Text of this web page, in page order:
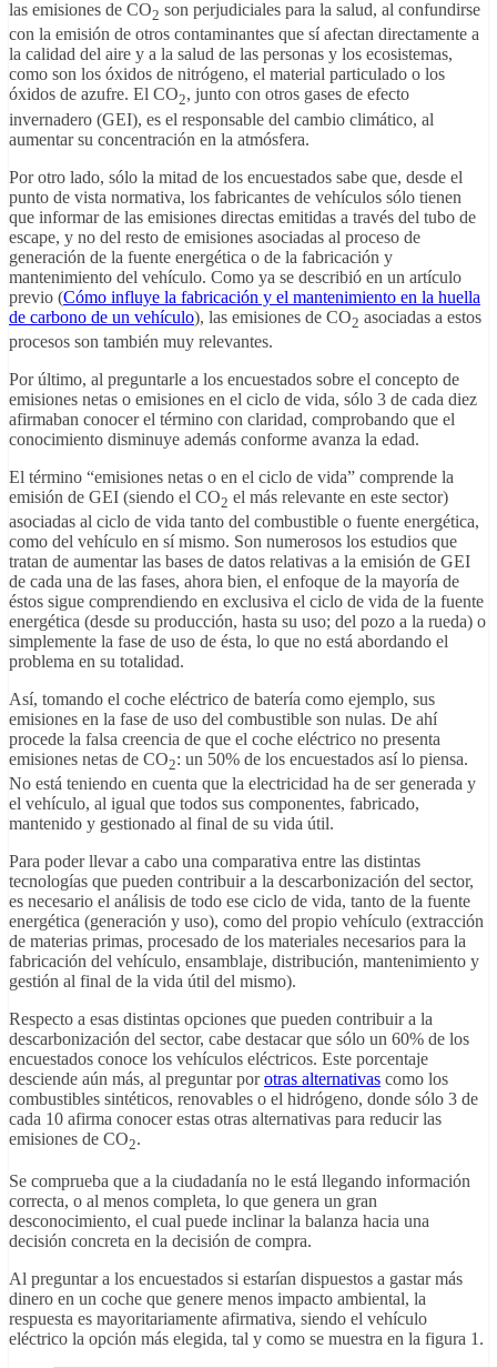
las emisiones de CO2 son perjudiciales para la salud, al confundirse
con la emisión de otros contaminantes que sí afectan directamente a
la calidad del aire y a la salud de las personas y los ecosistemas,
como son los óxidos de nitrógeno, el material particulado o los
óxidos de azufre. El CO2, junto con otros gases de efecto
invernadero (GEI), es el responsable del cambio climático, al
aumentar su concentración en la atmósfera.
Por otro lado, sólo la mitad de los encuestados sabe que, desde el
punto de vista normativa, los fabricantes de vehículos sólo tienen
que informar de las emisiones directas emitidas a través del tubo de
escape, y no del resto de emisiones asociadas al proceso de
generación de la fuente energética o de la fabricación y
mantenimiento del vehículo. Como ya se describió en un artículo
previo (Cómo influye la fabricación y el mantenimiento en la huella
de carbono de un vehículo), las emisiones de CO2 asociadas a estos
procesos son también muy relevantes.
Por último, al preguntarle a los encuestados sobre el concepto de
emisiones netas o emisiones en el ciclo de vida, sólo 3 de cada diez
afirmaban conocer el término con claridad, comprobando que el
conocimiento disminuye además conforme avanza la edad.
El término “emisiones netas o en el ciclo de vida” comprende la
emisión de GEI (siendo el CO2 el más relevante en este sector)
asociadas al ciclo de vida tanto del combustible o fuente energética,
como del vehículo en sí mismo. Son numerosos los estudios que
tratan de aumentar las bases de datos relativas a la emisión de GEI
de cada una de las fases, ahora bien, el enfoque de la mayoría de
éstos sigue comprendiendo en exclusiva el ciclo de vida de la fuente
energética (desde su producción, hasta su uso; del pozo a la rueda) o
simplemente la fase de uso de ésta, lo que no está abordando el
problema en su totalidad.
Así, tomando el coche eléctrico de batería como ejemplo, sus
emisiones en la fase de uso del combustible son nulas. De ahí
procede la falsa creencia de que el coche eléctrico no presenta
emisiones netas de CO2: un 50% de los encuestados así lo piensa.
No está teniendo en cuenta que la electricidad ha de ser generada y
el vehículo, al igual que todos sus componentes, fabricado,
mantenido y gestionado al final de su vida útil.
Para poder llevar a cabo una comparativa entre las distintas
tecnologías que pueden contribuir a la descarbonización del sector,
es necesario el análisis de todo ese ciclo de vida, tanto de la fuente
energética (generación y uso), como del propio vehículo (extracción
de materias primas, procesado de los materiales necesarios para la
fabricación del vehículo, ensamblaje, distribución, mantenimiento y
gestión al final de la vida útil del mismo).
Respecto a esas distintas opciones que pueden contribuir a la
descarbonización del sector, cabe destacar que sólo un 60% de los
encuestados conoce los vehículos eléctricos. Este porcentaje
desciende aún más, al preguntar porotras alternativas como los
combustibles sintéticos, renovables o el hidrógeno, donde sólo 3 de
cada 10 afirma conocer estas otras alternativas para reducir las
emisiones de CO2.
Se comprueba que a la ciudadanía no le está llegando información
correcta, o al menos completa, lo que genera un gran
desconocimiento, el cual puede inclinar la balanza hacia una
decisión concreta en la decisión de compra.
Al preguntar a los encuestados si estarían dispuestos a gastar más
dinero en un coche que genere menos impacto ambiental, la
respuesta es mayoritariamente afirmativa, siendo el vehículo
eléctrico la opción más elegida, tal y como se muestra en la figura 1.